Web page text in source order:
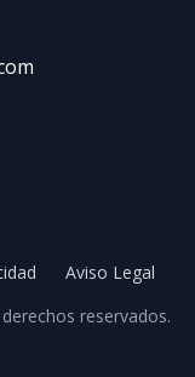
Aviso Legal
reservados.